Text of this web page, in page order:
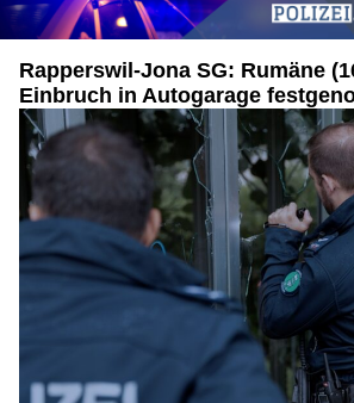
Rapperswil-Jona SG: Rumäne
Einbruch in Autogarage